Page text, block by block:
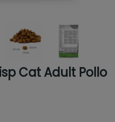
Cat Adult Pollo